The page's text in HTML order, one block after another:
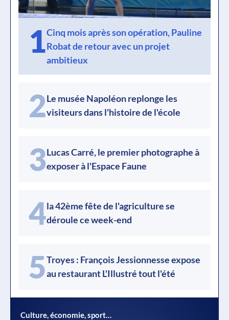
1Cinq mois après son opération, Pauline
Robat de retour avec un projet
ambitieux
2Le musée Napoléon replonge les
visiteurs dans l'histoire de l'école
3Lucas Carré, le premier photographe à
exposer à l'Espace Faune
4la 42ème fête de l'agriculture se
déroule ce week-end
5Troyes : François Jessionnesse expose
au restaurant L'Illustré tout l'été
Culture, économie, sport…